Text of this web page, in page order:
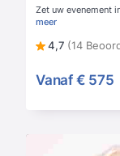
Zet uw evenement
meer
4,7 (14
Vanaf € 575